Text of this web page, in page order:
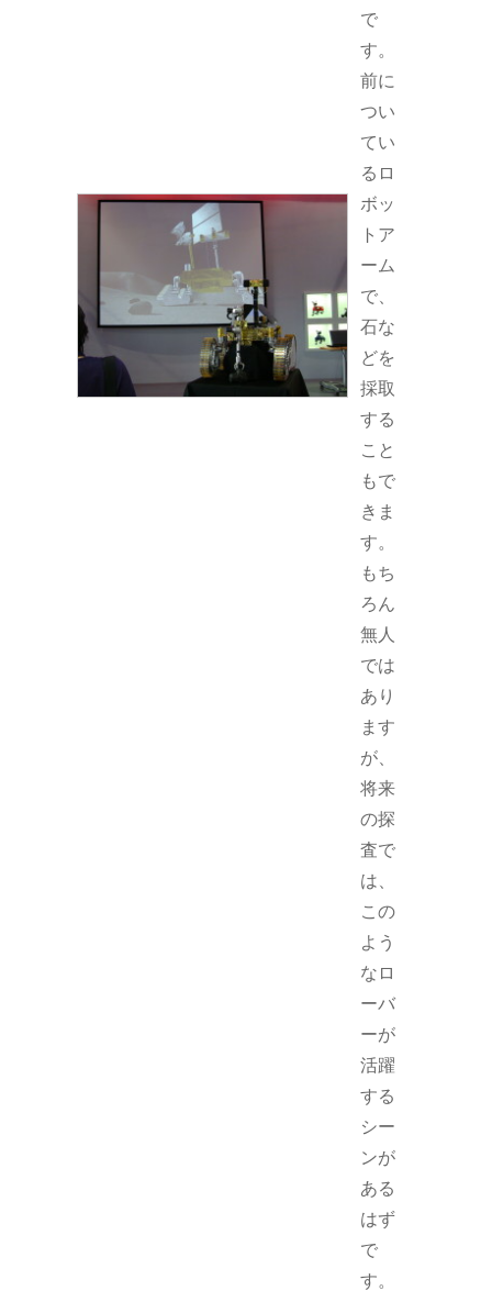
で
す。
前に
つい
てい
るロ
ボッ
トア
ーム
で、
石な
どを
採取
する
こと
もで
きま
す。
もち
ろん
無人
では
あり
ます
が、
将来
の探
査で
は、
この
よう
なロ
ーバ
ーが
活躍
する
シー
ンが
ある
はず
で
す。